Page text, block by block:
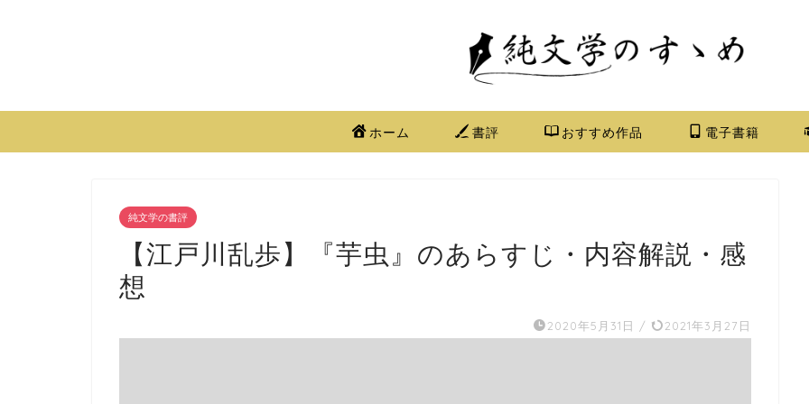
ホーム 書評 おすすめ作品 電子書籍
純文学の書評
【江戸川乱歩】『芋虫』のあらすじ・内容解説・感
想
2020年5月31日 / 2021年3月27日